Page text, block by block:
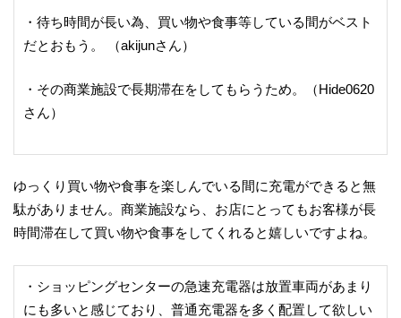
・待ち時間が長い為、買い物や食事等している間がベスト
だとおもう。 （akijunさん）
・その商業施設で長期滞在をしてもらうため。（Hide0620
さん）
ゆっくり買い物や食事を楽しんでいる間に充電ができると無
駄がありません。商業施設なら、お店にとってもお客様が長
時間滞在して買い物や食事をしてくれると嬉しいですよね。
・ショッピングセンターの急速充電器は放置車両があまり
にも多いと感じており、普通充電器を多く配置して欲しい